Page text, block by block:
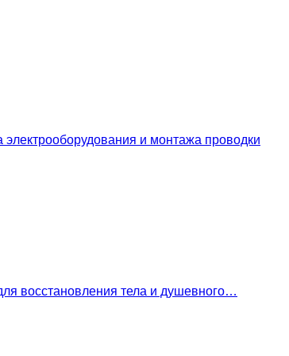
и монтажа проводки
восстановления тела и душевного…